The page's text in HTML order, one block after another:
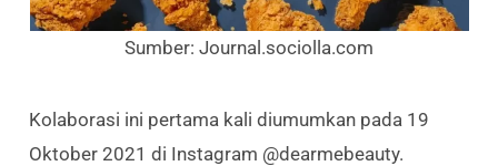
Sumber: Journal.sociolla.com
Kolaborasi ini pertama kali diumumkan pada 19
Oktober 2021 di Instagram @dearmebeauty.